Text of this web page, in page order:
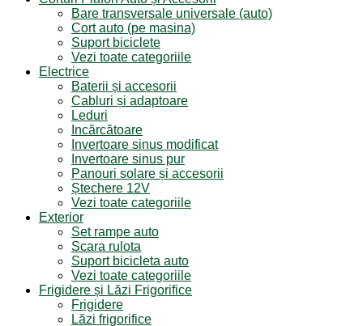
Bare transversale universale (auto)
Cort auto (pe masina)
Suport biciclete
Vezi toate categoriile
Electrice
Baterii și accesorii
Cabluri și adaptoare
Leduri
Incărcătoare
Invertoare sinus modificat
Invertoare sinus pur
Panouri solare și accesorii
Ștechere 12V
Vezi toate categoriile
Exterior
Set rampe auto
Scara rulota
Suport bicicleta auto
Vezi toate categoriile
Frigidere și Lăzi Frigorifice
Frigidere
Lăzi frigorifice